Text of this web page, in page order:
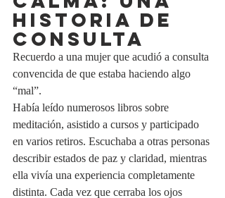
historia de
consulta
Recuerdo a una mujer que acudió a consulta
convencida de que estaba haciendo algo
“mal”.
Había leído numerosos libros sobre
meditación, asistido a cursos y participado
en varios retiros. Escuchaba a otras personas
describir estados de paz y claridad, mientras
ella vivía una experiencia completamente
distinta. Cada vez que cerraba los ojos